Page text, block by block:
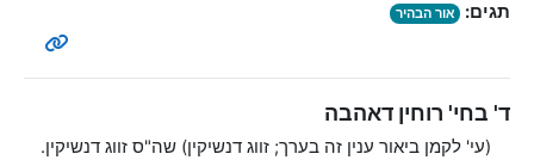
תגים: אור הבהיר
ד' בחי' רוחין דאהבה
(עי' לקמן ביאור ענין זה בערך; זווג דנשיקין) שה"ס זווג דנשיקין.